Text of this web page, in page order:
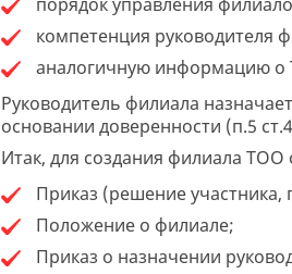
компетенция руководителя
аналогичную информацию
Руководитель филиала
основании доверенности (п.5
Итак, для создания филиала
Приказ (решение
Положение о филиале;
Приказ о назначении